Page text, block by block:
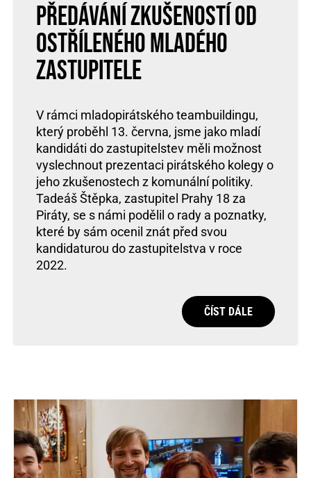
Předávání zkušeností od
ostříleného mladého
zastupitele
V rámci mladopirátského teambuildingu,
který proběhl 13. června, jsme jako mladí
kandidáti do zastupitelstev měli možnost
vyslechnout prezentaci pirátského kolegy o
jeho zkušenostech z komunální politiky.
Tadeáš Štěpka, zastupitel Prahy 18 za
Piráty, se s námi podělil o rady a poznatky,
které by sám ocenil znát před svou
kandidaturou do zastupitelstva v roce
2022.
ČÍST DÁLE